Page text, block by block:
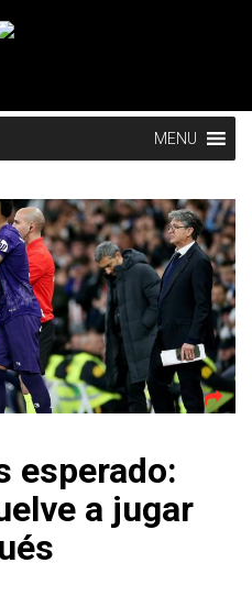
MENU
esperado:
a jugar